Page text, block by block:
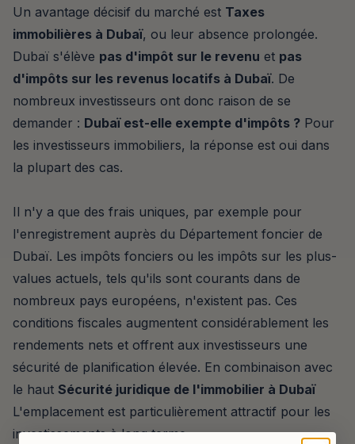
Un avantage décisif du marché est Taxes
immobilières à Dubaï, ou leur absence prolongée.
Dubaï s'élève pas d'impôt sur le revenu et pas
d'impôts sur les revenus locatifs à Dubaï. De
nombreux investisseurs ont donc raison de se
demander : Dubaï est-elle exempte d'impôts ? Pour
les investisseurs immobiliers, la réponse est oui dans
la plupart des cas.
Il n'y a que des frais uniques, par exemple pour
l'enregistrement auprès du Département foncier de
Dubaï. Les impôts fonciers ou les impôts sur les plus-
values actuels, tels qu'ils sont courants dans de
nombreux pays européens, n'existent pas. Ces
conditions fiscales augmentent considérablement les
rendements nets et offrent aux investisseurs une
sécurité de planification élevée. En combinaison avec
le haut Sécurité juridique de l'immobilier à Dubaï
L'emplacement est particulièrement attractif pour les
investissements à long terme.